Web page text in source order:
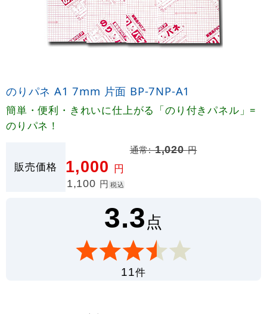
のりパネ A1 7mm 片面 BP-7NP-A1
簡単・便利・きれいに仕上がる「のり付きパネル」=
のりパネ！
販売価格
通常:1,020円
1,000 円
1,100 円 税込
3.3点
11件